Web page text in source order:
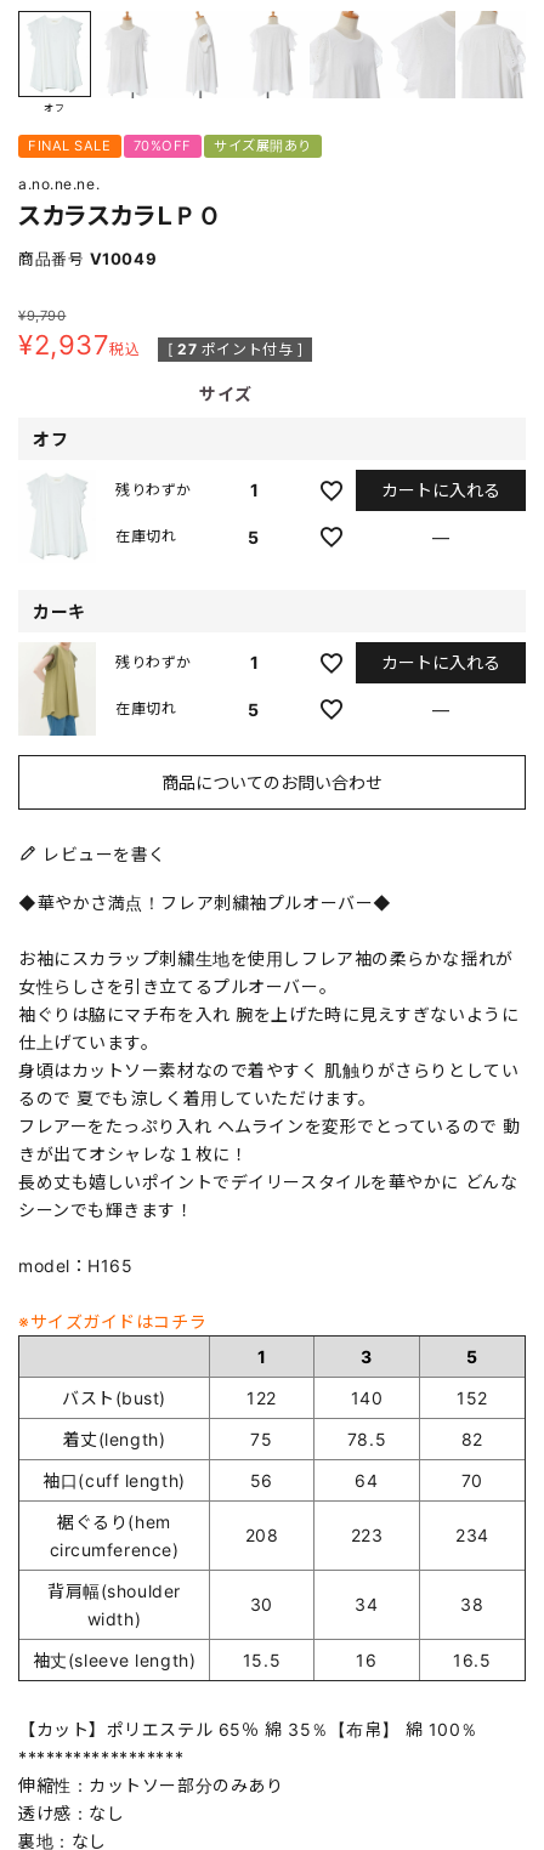
オフ
FINAL SALE 70%OFF サイズ展開あり
a.no.ne.ne.
スカラスカラＬＰＯ
商品番号 V10049
¥9,790
¥2,937税込 [ 27 ポイント付与 ]
サイズ
オフ
1
残りわずか カートに入れる
5
在庫切れ —
カーキ
1
残りわずか カートに入れる
5
在庫切れ —
商品についてのお問い合わせ
レビューを書く
◆華やかさ満点！フレア刺繍袖プルオーバー◆
お袖にスカラップ刺繍生地を使用しフレア袖の柔らかな揺れが
女性らしさを引き立てるプルオーバー。
袖ぐりは脇にマチ布を入れ 腕を上げた時に見えすぎないように
仕上げています。
身頃はカットソー素材なので着やすく 肌触りがさらりとしてい
るので 夏でも涼しく着用していただけます。
フレアーをたっぷり入れ ヘムラインを変形でとっているので 動
きが出てオシャレな１枚に！
長め丈も嬉しいポイントでデイリースタイルを華やかに どんな
シーンでも輝きます！
model：H165
※サイズガイドはコチラ
1
3
5
バスト(bust)
122 140
152
着丈(length)
75 78.5
82
袖口(cuff length)
56 64
70
裾ぐるり(hem
circumference)
208 223 234
背肩幅(shoulder
width)
30 34 38
袖丈(sleeve length) 15.5 16 16.5
【カット】ポリエステル 65％ 綿 35％【布帛】 綿 100％
******************
伸縮性：カットソー部分のみあり
透け感：なし
裏地：なし